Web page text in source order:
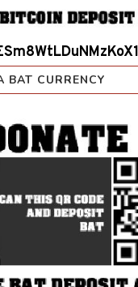
BAT CURRENCY